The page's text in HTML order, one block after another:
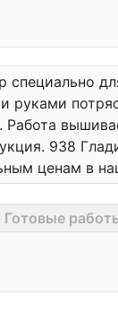
специально
руками
Работа
938
ценам в
Готовые